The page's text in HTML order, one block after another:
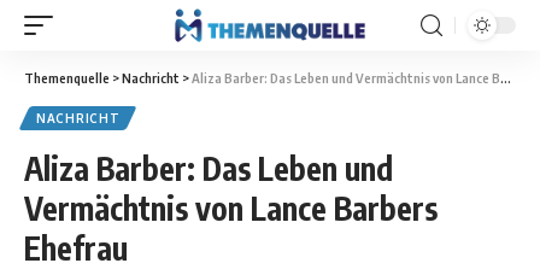
Themenquelle >Nachricht >Aliza Barber: Das Leben und Vermächtnis von Lance Barbers Ehefrau
NACHRICHT
Aliza Barber: Das Leben und
Vermächtnis von Lance Barbers
Ehefrau